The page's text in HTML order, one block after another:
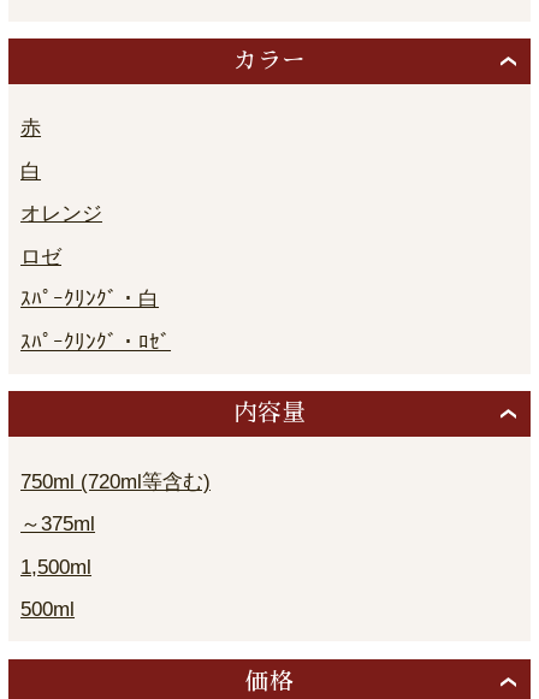
カラー
赤
白
オレンジ
ロゼ
ｽﾊﾟｰｸﾘﾝｸﾞ・白
ｽﾊﾟｰｸﾘﾝｸﾞ・ﾛｾﾞ
内容量
750ml (720ml等含む)
～375ml
1,500ml
500ml
価格